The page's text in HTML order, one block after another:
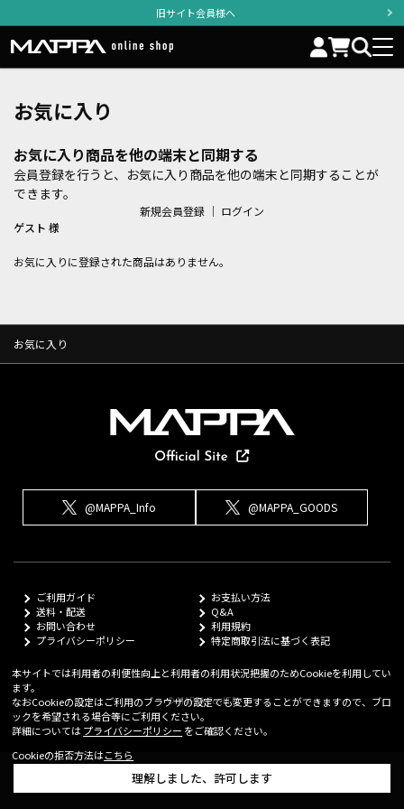
旧サイト会員様へ
お気に入り
お気に入り商品を他の端末と同期する
会員登録を行うと、お気に入り商品を他の端末と同期することが
できます。
新規会員登録 ｜ ログイン
ゲスト 様
お気に入りに登録された商品はありません。
お気に入り
@MAPPA_Info @MAPPA_GOODS
ご利用ガイド
お支払い方法
送料・配送
Q&A
お問い合わせ
利用規約
プライバシーポリシー
特定商取引法に基づく表記
© MAPPA Co.,LTD
本サイトでは利用者の利便性向上と利用者の利用状況把握のためCookieを利用してい
ます。
なおCookieの設定はご利用のブラウザの設定でも変更することができますので、ブロ
ックを希望される場合等にご利用ください。
詳細については プライバシーポリシー をご確認ください。
Cookieの拒否方法はこちら
理解しました、許可します